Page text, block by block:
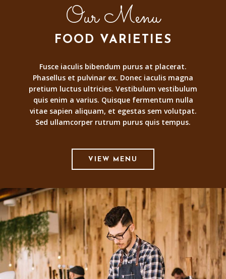
Our Menu
FOOD VARIETIES
Fusce iaculis bibendum purus at placerat.
Phasellus et pulvinar ex. Donec iaculis magna
pretium luctus ultricies. Vestibulum vestibulum
quis enim a varius. Quisque fermentum nulla
vitae sapien aliquam, et egestas sem volutpat.
Sed ullamcorper rutrum purus quis tempus.
VIEW MENU